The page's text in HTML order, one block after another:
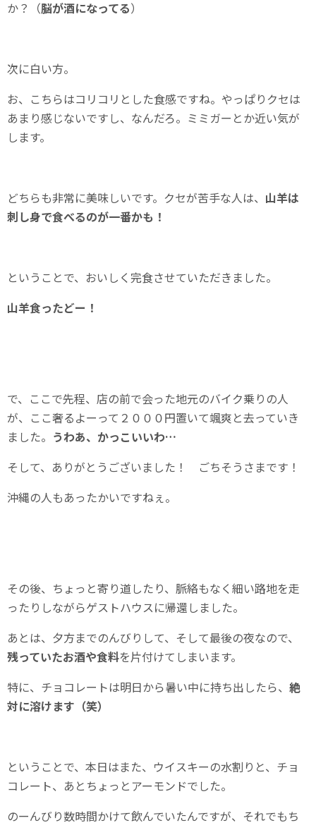
か？（脳が酒になってる）
次に白い方。
お、こちらはコリコリとした食感ですね。やっぱりクセは
あまり感じないですし、なんだろ。ミミガーとか近い気が
します。
どちらも非常に美味しいです。クセが苦手な人は、 山羊は
刺し身で食べるのが一番かも！
ということで、おいしく完食させていただきました。
山羊食ったどー！
で、ここで先程、店の前で会った地元のバイク乗りの人
が、ここ奢るよーって２０００円置いて颯爽と去っていき
ました。 うわあ、かっこいいわ…
そして、ありがとうございました！ ごちそうさまです！
沖縄の人もあったかいですねぇ。
その後、ちょっと寄り道したり、脈絡もなく細い路地を走
ったりしながらゲストハウスに帰還しました。
あとは、夕方までのんびりして、そして最後の夜なので、
残っていたお酒や食料を片付けてしまいます。
特に、チョコレートは明日から暑い中に持ち出したら、 絶
対に溶けます（笑）
ということで、本日はまた、ウイスキーの水割りと、チョ
コレート、あとちょっとアーモンドでした。
のーんびり数時間かけて飲んでいたんですが、それでもち